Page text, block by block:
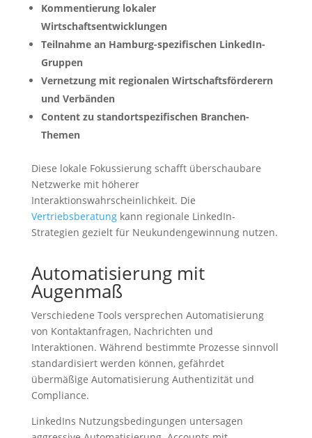
Kommentierung lokaler
Wirtschaftsentwicklungen
Teilnahme an Hamburg-spezifischen LinkedIn-
Gruppen
Vernetzung mit regionalen Wirtschaftsförderern
und Verbänden
Content zu standortspezifischen Branchen-
Themen
Diese lokale Fokussierung schafft überschaubare
Netzwerke mit höherer
Interaktionswahrscheinlichkeit. Die
Vertriebsberatungkann regionale LinkedIn-
Strategien gezielt für Neukundengewinnung nutzen.
Automatisierung mit
Augenmaß
Verschiedene Tools versprechen Automatisierung
von Kontaktanfragen, Nachrichten und
Interaktionen. Während bestimmte Prozesse sinnvoll
standardisiert werden können, gefährdet
übermäßige Automatisierung Authentizität und
Compliance.
LinkedIns Nutzungsbedingungen untersagen